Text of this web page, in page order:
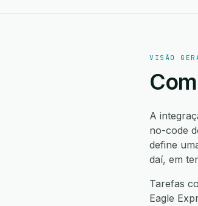
VISÃO
A
no-code
define
daí, em
Tarefas
Eagle